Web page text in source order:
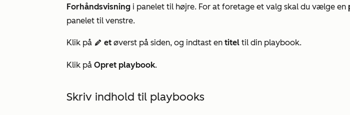
Forhåndsvisning i panelet til højre. For at foretage et valg skal du vælge en
panelet til venstre.
Klik på edit et øverst på siden, og indtast en titel til din playbook.
Klik på Opret playbook.
Skriv indhold til playbooks